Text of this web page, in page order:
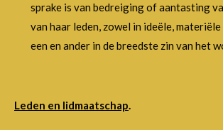
sprake is van bedreiging of aantasting
van haar leden, zowel in ideële,
een en ander in de breedste zin van het
Leden en lidmaatschap.